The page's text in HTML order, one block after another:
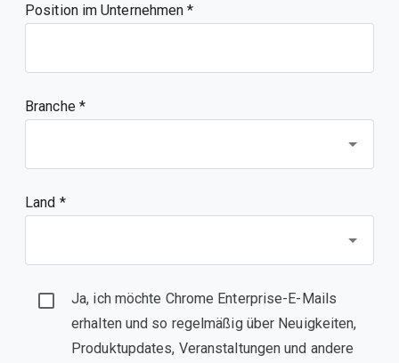
Position im Unternehmen
Branche *
Land *
Ja, ich möchte Chrome Enterprise-E-Mails
erhalten und so regelmäßig über Neuigkeiten,
Produktupdates, Veranstaltungen und andere